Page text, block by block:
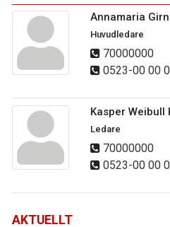
Annamaria
Huvudledare
70000000
0523-00 00
Kasper Weibull
Ledare
70000000
0523-00 00
AKTUELLT